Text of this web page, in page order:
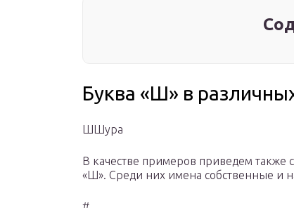
Буква «Ш» в
ШШура
В качестве примеров приведем также
«Ш». Среди них имена собственные и